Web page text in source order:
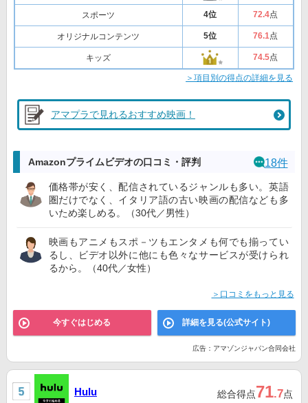
スポーツ 4位 72.4点
オリジナルコンテンツ 5位 76.1点
キッズ 74.5点
＞項目別の得点の詳細を見る
アマプラで見れるおすすめ映画！
Amazonプライムビデオの口コミ・評判 18件
価格帯が安く、配信されているジャンルも多い。英語
圏だけでなく、イタリア語の古い映画の配信なども多
いため楽しめる。（30代／男性）
映画もアニメもスポ－ツもエンタメも何でも揃ってい
るし、ビデオ以外に他にも色々なサービスが受けられ
るから。（40代／女性）
＞口コミをもっと見る
今すぐはじめる 詳細を見る(公式サイト)
広告：アマゾンジャパン合同会社
Hulu 総合得点71.7点